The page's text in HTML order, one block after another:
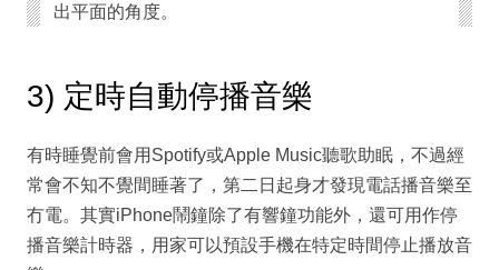
出平面的角度。
3) 定時自動停播音樂
有時睡覺前會用Spotify或Apple Music聽歌助眠，不過經
常會不知不覺間睡著了，第二日起身才發現電話播音樂至
冇電。其實iPhone鬧鐘除了有響鐘功能外，還可用作停
播音樂計時器，用家可以預設手機在特定時間停止播放音